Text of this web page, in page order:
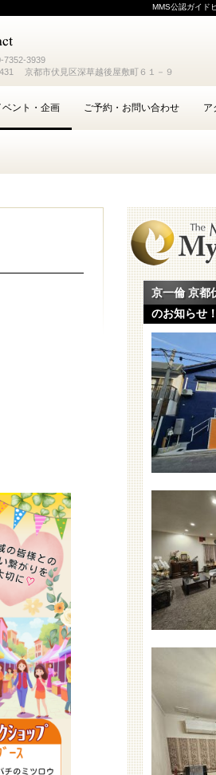
MMS公認ガイド
7352-3939
京都市伏見区深草越後屋敷町６１－９
ベント・企画 ご予約・お問い合わせ ア
京一倫 京都
のお知らせ！